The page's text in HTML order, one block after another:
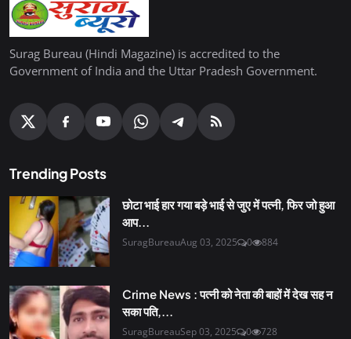
Surag Bureau (Hindi Magazine) is accredited to the
Government of India and the Uttar Pradesh Government.
Trending Posts
छोटा भाई हार गया बड़े भाई से जुए में पत्नी, फिर जो हुआ
आप...
SuragBureauAug 03, 2025 0 884
Crime News : पत्नी को नेता की बाहों में देख सह न
सका पति,...
SuragBureauSep 03, 2025 0 728